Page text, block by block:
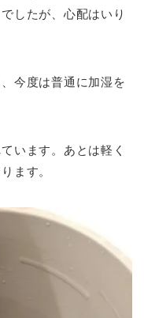
したが、心配はいり
今度は普通に加湿を
います。あとは軽く
ます。